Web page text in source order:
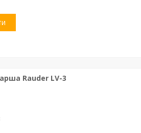
Rauder LV-3